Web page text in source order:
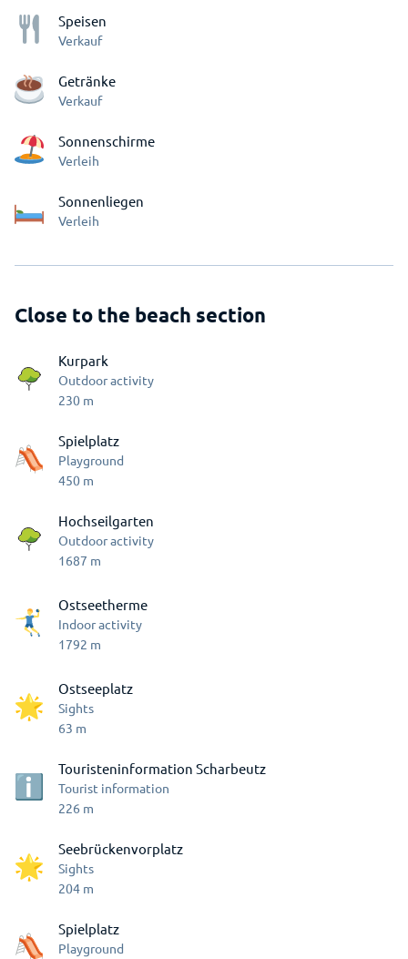
Speisen
Verkauf
Getränke
Verkauf
Sonnenschirme
Verleih
Sonnenliegen
Verleih
Close to the beach section
Kurpark
Outdoor activity
230 m
Spielplatz
Playground
450 m
Hochseilgarten
Outdoor activity
1687 m
Ostseetherme
Indoor activity
1792 m
Ostseeplatz
Sights
63 m
Touristeninformation Scharbeutz
Tourist information
226 m
Seebrückenvorplatz
Sights
204 m
Spielplatz
Playground